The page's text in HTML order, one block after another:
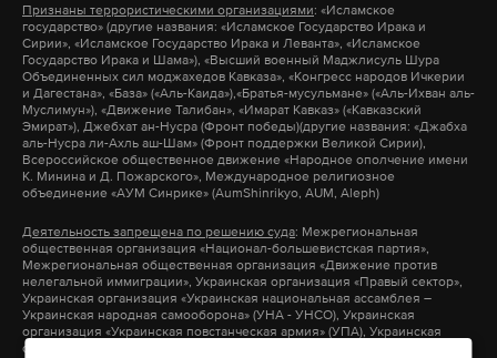
Вечером 3 августа президентский флагман с
бортовым номером RА-96021 вылетал в Москву.
Пилоты доложили опроизошедшем, но
продолжили взлет. Во Внуково борт №1 добрался
без происшествий, после осмотра обнаружились
следы от попадания птицы в воздухозаборник
силовой установки, сообщил источник Daily
подлежат замене.
Самолет, по имеющейся информации, отправился
в Москву без главы государства. Президент России
Признаны террористическими организациями: «Исламское
государство» (другие названия: «Исламское Государство Ирака и
Сирии», «Исламское Государство Ирака и Леванта», «Исламское
Государство Ирака и Шама»), «Высший военный Маджлисуль Шура
Объединенных сил моджахедов Кавказа», «Конгресс народов Ичкерии
и Дагестана», «База» («Аль-Каида»),«Братья-мусульмане» («Аль-Ихван аль-
Муслимун»), «Движение Талибан», «Имарат Кавказ» («Кавказский
Эмират»), Джебхат ан-Нусра (Фронт победы)(другие названия: «Джабха
аль-Нусра ли-Ахль аш-Шам» (Фронт поддержки Великой Сирии),
Всероссийское общественное движение «Народное ополчение имени
К. Минина и Д. Пожарского», Международное религиозное
объединение «АУМ Синрике» (AumShinrikyo, AUM, Aleph)
Деятельность запрещена по решению суда: Межрегиональная
общественная организация «Национал-большевистская партия»,
Межрегиональная общественная организация «Движение против
нелегальной иммиграции», Украинская организация «Правый сектор»,
Украинская организация «Украинская национальная ассамблея –
Украинская народная самооборона» (УНА - УНСО), Украинская
организация «Украинская повстанческая армия» (УПА), Украинская
организация «Тризуб им. Степана Бандеры», Украинская организация